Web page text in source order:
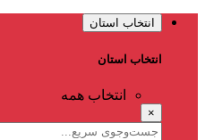
انتخاب استان
انتخاب استان
انتخاب همه
×